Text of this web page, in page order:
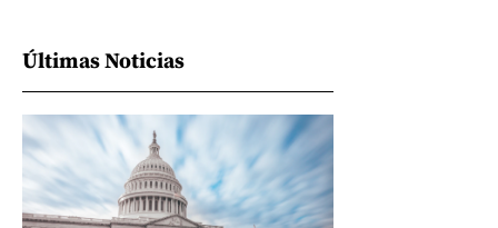
Últimas Noticias